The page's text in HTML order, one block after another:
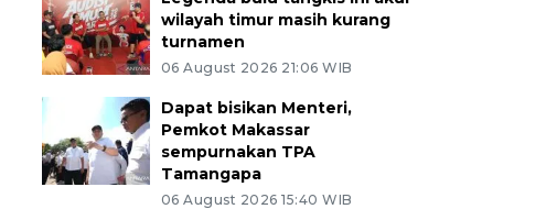
wilayah timur masih kurang
turnamen
06 August 2026 21:06 WIB
Dapat bisikan Menteri,
Pemkot Makassar
sempurnakan TPA
Tamangapa
06 August 2026 15:40 WIB